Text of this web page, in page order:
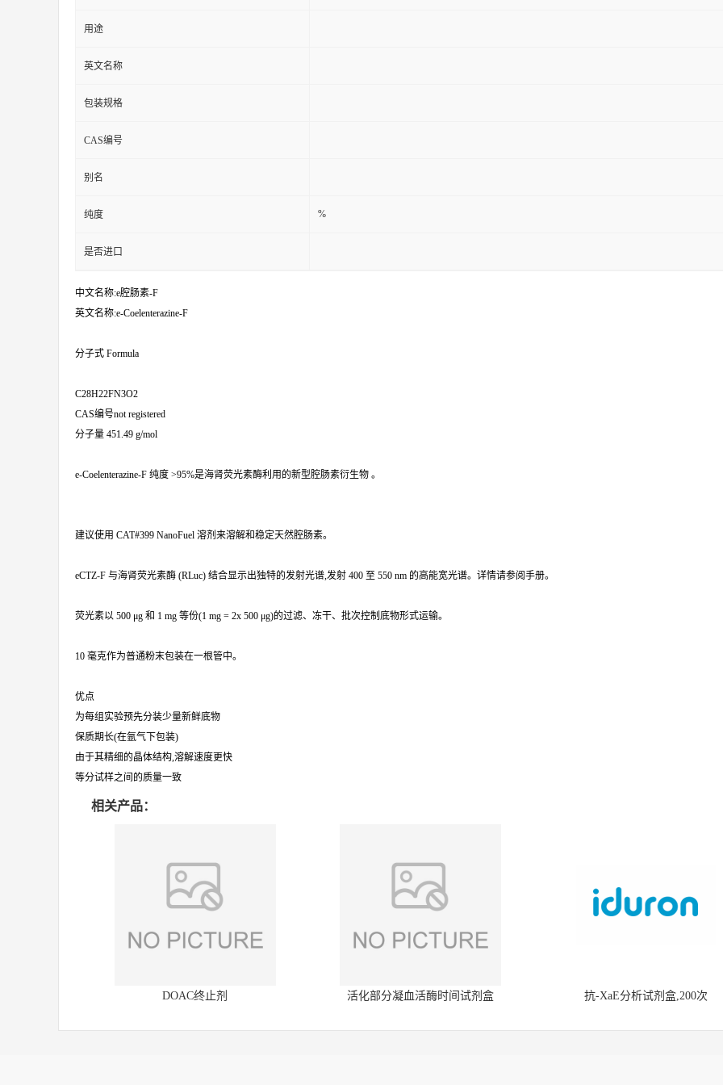
用途
英文名称
包装规格
CAS编号
别名
纯度 %
是否进口
中文名称:e腔肠素-F
英文名称:e-Coelenterazine-F
分子式 Formula
C28H22FN3O2
CAS编号not registered
分子量 451.49 g/mol
e-Coelenterazine-F 纯度 >95%是海肾荧光素酶利用的新型腔肠素衍生物 。
建议使用 CAT#399 NanoFuel 溶剂来溶解和稳定天然腔肠素。
eCTZ-F 与海肾荧光素酶 (RLuc) 结合显示出独特的发射光谱,发射 400 至 550 nm 的高能宽光谱。详情请参阅手册。
荧光素以 500 μg 和 1 mg 等份(1 mg = 2x 500 μg)的过滤、冻干、批次控制底物形式运输。
10 毫克作为普通粉末包装在一根管中。
优点
为每组实验预先分装少量新鲜底物
保质期长(在氩气下包装)
由于其精细的晶体结构,溶解速度更快
等分试样之间的质量一致
相关产品：
DOAC终止剂 活化部分凝血活酶时间试剂盒 抗-XaE分析试剂盒,200次